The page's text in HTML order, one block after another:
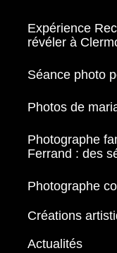
Expérience
révéler à
Séance photo
Photos de
Photographe
Ferrand : des
Photographe
Créations
Actualités